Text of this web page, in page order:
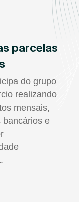
parcelas
do grupo
realizando
mensais,
bancários e